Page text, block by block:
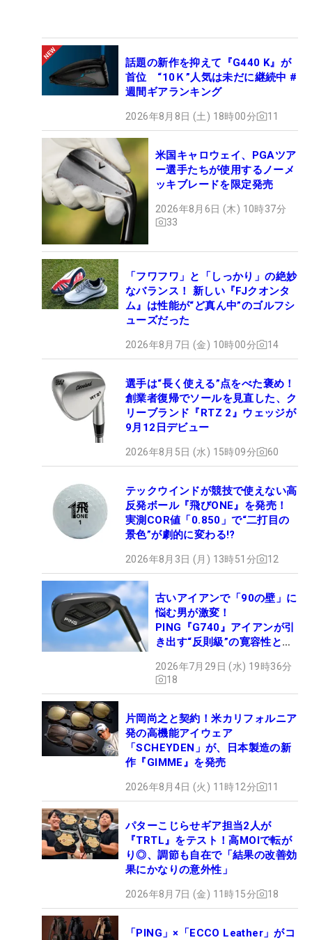
話題の新作を抑えて『G440 K』が
首位 “10Ｋ”人気は未だに継続中 #
週間ギアランキング
2026年8月8日 (土) 18時00分 11
米国キャロウェイ、PGAツア
ー選手たちが使用するノーメ
ッキブレードを限定発売
2026年8月6日 (木) 10時37分
33
「フワフワ」と「しっかり」の絶妙
なバランス！ 新しい『FJクオンタ
ム』は性能が“ど真ん中”のゴルフシ
ューズだった
2026年8月7日 (金) 10時00分 14
選手は“長く使える”点をべた褒め！
創業者復帰でソールを見直した、ク
リーブランド『RTZ 2』ウェッジが
9月12日デビュー
2026年8月5日 (水) 15時09分 60
テックウインドが競技で使えない高
反発ボール『飛びONE』を発売！
実測COR値「0.850」で“二打目の
景色”が劇的に変わる!?
2026年8月3日 (月) 13時51分 12
古いアイアンで「90の壁」に
悩む男が激変！
PING『G740』アイアンが引
き出す“反則級”の寛容性と飛
2026年7月29日 (水) 19時36分
18
片岡尚之と契約！米カリフォルニア
発の高機能アイウェア
「SCHEYDEN」が、日本製造の新
作『GIMME』を発売
2026年8月4日 (火) 11時12分 11
パターこじらせギア担当2人が
『TRTL』をテスト！高MOIで転が
り◎、調節も自在で「結果の改善効
果にかなりの意外性」
2026年8月7日 (金) 11時15分 18
「PING」×「ECCO Leather」がコ